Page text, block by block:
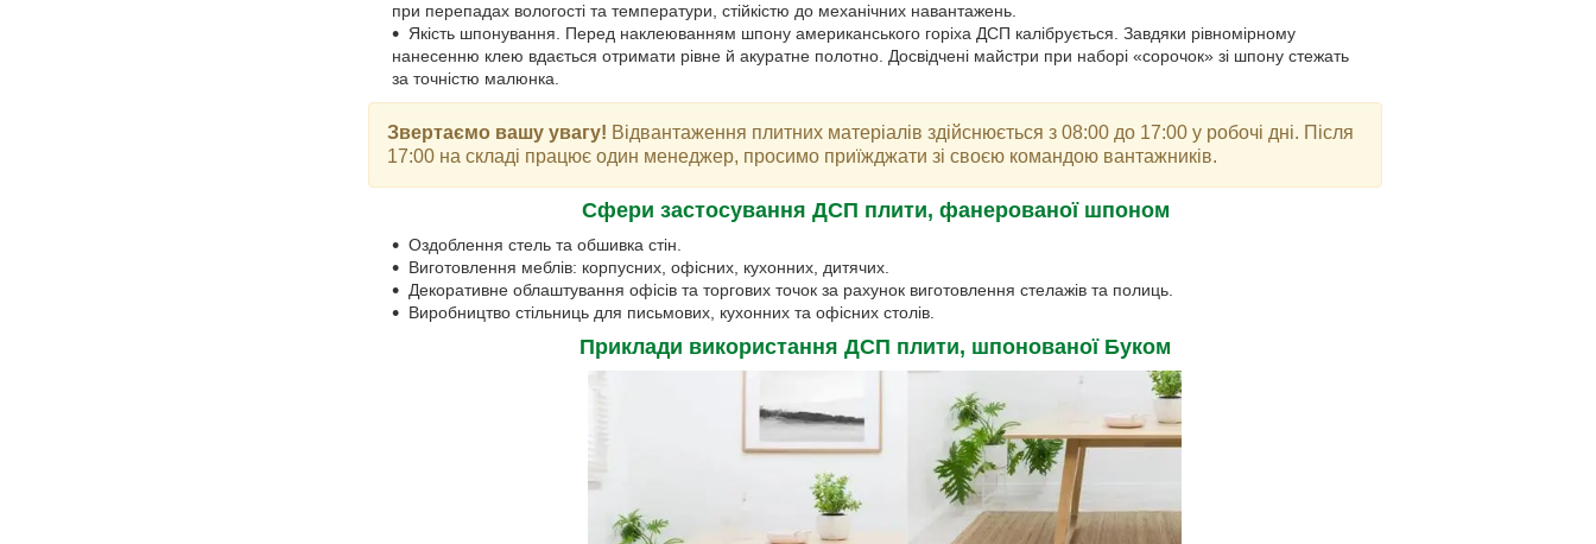
при перепадах вологості та температури, стійкістю до механічних навантажень.
Якість шпонування. Перед наклеюванням шпону американського горіха ДСП калібрується. Завдяки рівномірному
нанесенню клею вдається отримати рівне й акуратне полотно. Досвідчені майстри при наборі «сорочок» зі шпону стежать
за точністю малюнка.
Звертаємо вашу увагу! Відвантаження плитних матеріалів здійснюється з 08:00 до 17:00 у робочі дні. Після
17:00 на складі працює один менеджер, просимо приїжджати зі своєю командою вантажників.
Сфери застосування ДСП плити, фанерованої шпоном
Оздоблення стель та обшивка стін.
Виготовлення меблів: корпусних, офісних, кухонних, дитячих.
Декоративне облаштування офісів та торгових точок за рахунок виготовлення стелажів та полиць.
Виробництво стільниць для письмових, кухонних та офісних столів.
Приклади використання ДСП плити, шпонованої Буком